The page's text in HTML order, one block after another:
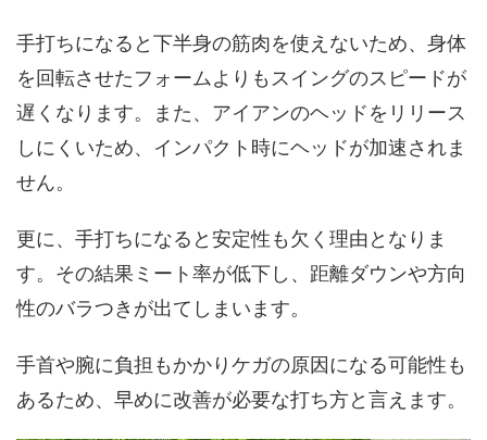
手打ちになると下半身の筋肉を使えないため、身体
を回転させたフォームよりもスイングのスピードが
遅くなります。また、アイアンのヘッドをリリース
しにくいため、インパクト時にヘッドが加速されま
せん。
更に、手打ちになると安定性も欠く理由となりま
す。その結果ミート率が低下し、距離ダウンや方向
性のバラつきが出てしまいます。
手首や腕に負担もかかりケガの原因になる可能性も
あるため、早めに改善が必要な打ち方と言えます。